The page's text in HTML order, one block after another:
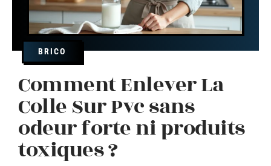
BRICO
Comment Enlever La
Colle Sur Pvc sans
odeur forte ni produits
toxiques ?